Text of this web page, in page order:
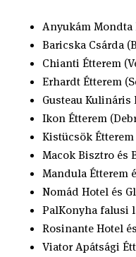
Anyukám Mondta
Baricska Csárda
Chianti Étterem
Erhardt Étterem
Gusteau
Ikon Étterem
Kistücsök
Macok Bisztro és
Mandula Étterem
Nomád Hotel és
PalKonyha falusi
Rosinante Hotel
Viator Apátsági